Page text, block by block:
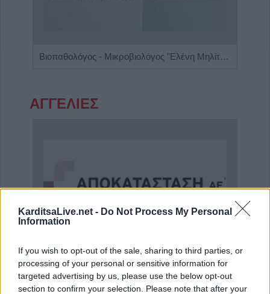
KarditsaLive.net - Do Not Process My Personal
Information
If you wish to opt-out of the sale, sharing to third parties, or
processing of your personal or sensitive information for
targeted advertising by us, please use the below opt-out
section to confirm your selection. Please note that after your
Βιοπαθολόγος - Μικροβιολόγος "Ελένη Μηλίτση"
ΑΓΓΕΛΙΕΣ
Η Αποκατάσταση Α.Ε. αναζητά για εργασία Νοσηλευτές και Βοηθούς Νοσηλευτές